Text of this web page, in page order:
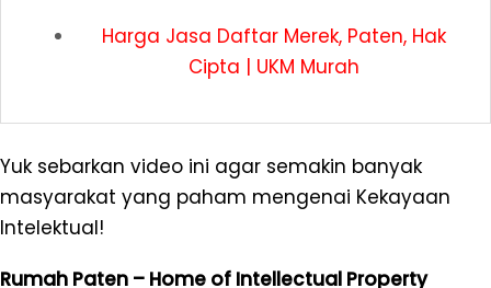
Harga Jasa Daftar Merek, Paten, Hak
Cipta | UKM Murah
Yuk sebarkan video ini agar semakin banyak
masyarakat yang paham mengenai Kekayaan
Intelektual!
Rumah Paten – Home of Intellectual Property